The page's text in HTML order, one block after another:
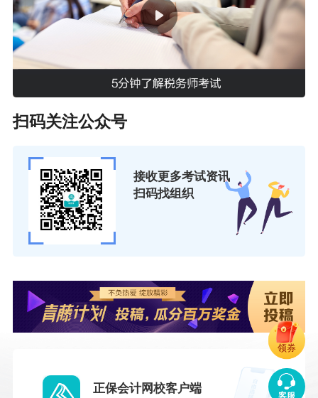
扫码关注公众号
接收更多考试资讯
扫码找组织
正保会计网校客户端
客服
领券